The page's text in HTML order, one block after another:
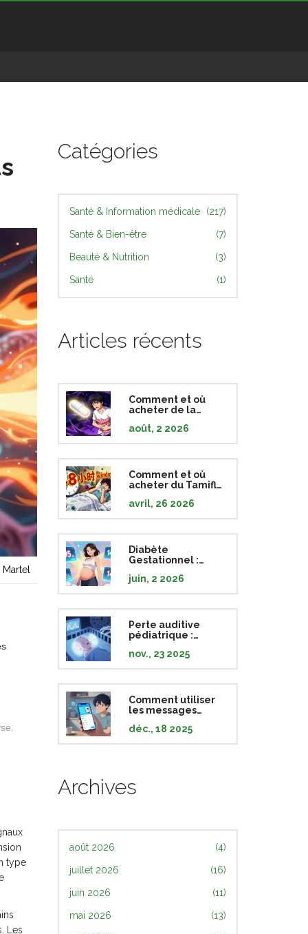
type
Les
Catégories
Santé & Information médicale (217)
Santé & Bien-être (7)
Beauté & Nutrition (3)
Santé (1)
Articles récents
Comment et où
acheter de la
ligne : Guide
complet, prix et
août, 2 2026
Comment et où
acheter du Tamiflu
complet 2026
avril, 26 2026
Diabète
Gestationnel :
pour Maîtriser Votre
Glycémie Pendant
juin, 2 2026
Perte auditive
pédiatrique :
et intervention
précoce
nov., 23 2025
Comment utiliser
les messages
poser des
questions sur vos
déc., 18 2025
Archives
août 2026 (4)
juillet 2026 (16)
juin 2026 (11)
mai 2026 (13)